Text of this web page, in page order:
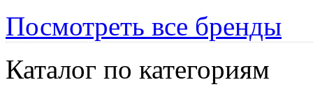
Посмотреть все бренды
Каталог по категориям